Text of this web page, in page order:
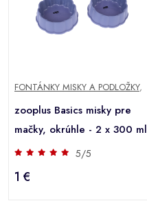
FONTÁNKY MISKY A PODLOŽKY,
zooplus Basics misky pre
mačky, okrúhle - 2 x 300 ml
5/5
1 €